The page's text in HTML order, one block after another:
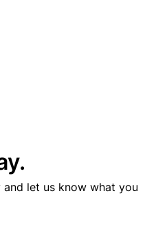
let us know what you